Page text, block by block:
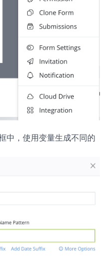
中，使用变量生成不同的